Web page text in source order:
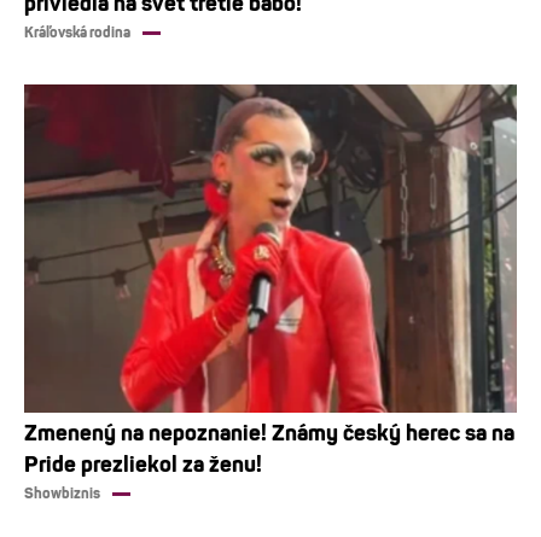
Kráľovská rodina
Zmenený na nepoznanie! Známy český herec sa na
Pride prezliekol za ženu!
Showbiznis